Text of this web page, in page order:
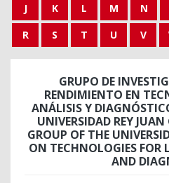
J
K L M N
R
S T U V
GRUPO DE
RENDIMIENTO EN
ANÁLISIS Y
UNIVERSIDAD REY
GROUP OF THE
ON TECHNOLOGIES FOR
AND